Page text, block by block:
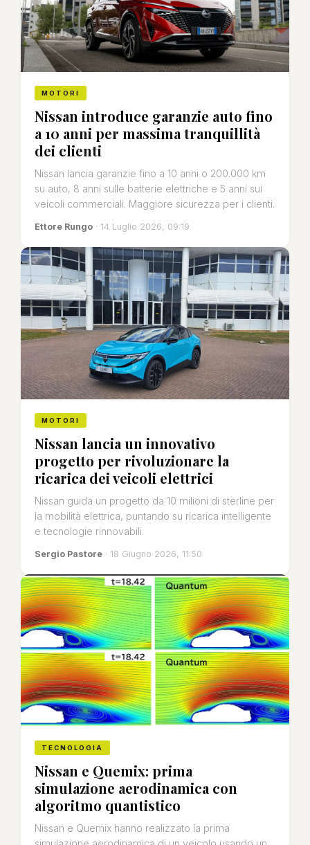
MOTORI
Nissan introduce garanzie auto fino
a 10 anni per massima tranquillità
dei clienti
Nissan lancia garanzie fino a 10 anni o 200.000 km
su auto, 8 anni sulle batterie elettriche e 5 anni sui
veicoli commerciali. Maggiore sicurezza per i clienti.
Ettore Rungo · 14 Luglio 2026, 09:19
MOTORI
Nissan lancia un innovativo
progetto per rivoluzionare la
ricarica dei veicoli elettrici
Nissan guida un progetto da 10 milioni di sterline per
la mobilità elettrica, puntando su ricarica intelligente
e tecnologie rinnovabili.
Sergio Pastore · 18 Giugno 2026, 11:50
TECNOLOGIA
Nissan e Quemix: prima
simulazione aerodinamica con
algoritmo quantistico
Nissan e Quemix hanno realizzato la prima